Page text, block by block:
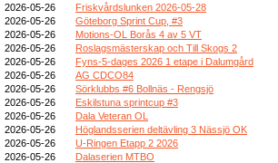
2026-05-26
Friskvårdslunken 2026-05-28
2026-05-26
Göteborg Sprint Cup, #3
2026-05-26
Motions-OL Borås 4 av 5 VT
2026-05-26
Roslagsmästerskap och Till Skogs 2
2026-05-26
Fyns-5-dages 2026 1 etape i Dalumgård
2026-05-26
AG CDCO84
2026-05-26
Sörklubbs #6 Bollnäs - Rengsjö
2026-05-26
Eskilstuna sprintcup #3
2026-05-26
Dala Veteran OL
2026-05-26
Höglandsserien deltävling 3 Nässjö OK
2026-05-26
U-Ringen Etapp 2 2026
2026-05-26
Dalaserien MTBO